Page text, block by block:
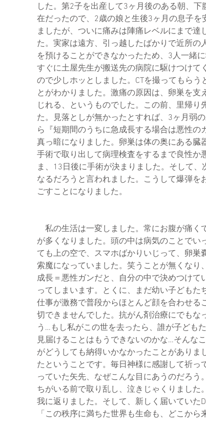
した。第2子を出産して3ヶ月後のある朝、
在だったので、2歳の娘と生後3ヶ月の息子
ましたが、ついに痛みは陣痛レベルにまで
た。実家は遠方、引っ越したばかりで近所
を預けることができなかったため、3人一緒
すぐに土屋先生が搬送先の病院に駆けつけ
ので少しホッとしました。CTを撮ってもら
とがわかりました。激痛の原因は、卵巣を
じれる、というものでした。この前、里帰
た。見落としが無かったとすれば、3ヶ月弱
ら『短期間のうちに急成長する場合は悪性
真っ暗になりました。卵巣は体の奥にある臓
手術で取り出して病理検査をするまで良性か
ま、13日後に手術が決まりました。そして
なるだろうと言われました。こうして爆弾
ごすことになりました。
私の生活は一変しました。常にお腹が痛く
が多くなりました。頭の中は病気のことでい
ても上の空で、スマホばかりいじって、卵
索魔になっていました。笑うことが無くな
成長＝悪性ガンだと、自分の中で決めつけ
ってしまいます。とくに、まだ幼い子ども
仕事が激務で普段からほとんど顔を合わせ
切できませんでした。抗がん剤治療にでもな
う…もし私がこの世を去ったら、誰が子ども
見届けることはもうできないのかな…そんな
がどうしても納得いかなかったことがあり
たということです。毎日神様に感謝して祈
っていた矢先、なぜこんな目にあうのだろ
ちがいる前で取り乱し、泣きじゃくりまし
我に返りました。そして、新しく届いていた
「この秩序に満ちた世界も生命も、どこか